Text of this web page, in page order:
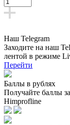
Наш Telegram
Заходите на наш
лентой в режиме
Перейти
Баллы в рублях
Получайте баллы
Himprofline